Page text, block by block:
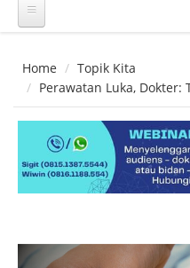
Home
Topik Kita
Perawatan Luka,